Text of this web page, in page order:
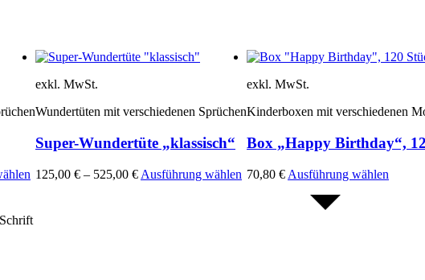
Dieses
mehrere
exkl. MwSt.
Wundertüten mit verschiedenen Sprüchen
Super-Wundertüte „klassisch“
125,00 € – 525,00 € Ausführung wählen Dieses
exkl. MwSt.
Kinderboxen mit verschiedenen
Box „Happy Birthday“,
70,80 € Ausführung wählen